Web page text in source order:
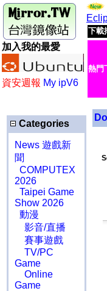
加入我的最愛
資安週報 My ipV6
下載
熱門
Categories
News 遊戲新
聞
COMPUTEX
2026
Taipei Game
Show 2026
動漫
影音/直播
賽事遊戲
TV/PC
Game
Online
Game